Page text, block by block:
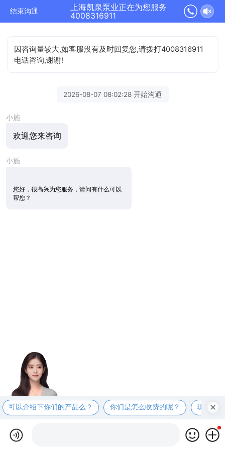
结束沟通
上海凯泉泵业正在为您服务
4008316911
因咨询量较大,如客服没有及时回复您,请拨打4008316911
电话咨询,谢谢!
2026-08-07 08:02:28 开始沟通
小施
欢迎您来咨询
小施
您好，很高兴为您服务，请问有什么可以
帮您？
可以介绍下你们的产品么？ 你们是怎么收费的呢？ 现在有